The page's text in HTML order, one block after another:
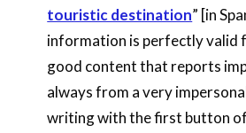
touristic destination” [in
information is perfectly valid
good content that reports
always from a very
writing with the first button